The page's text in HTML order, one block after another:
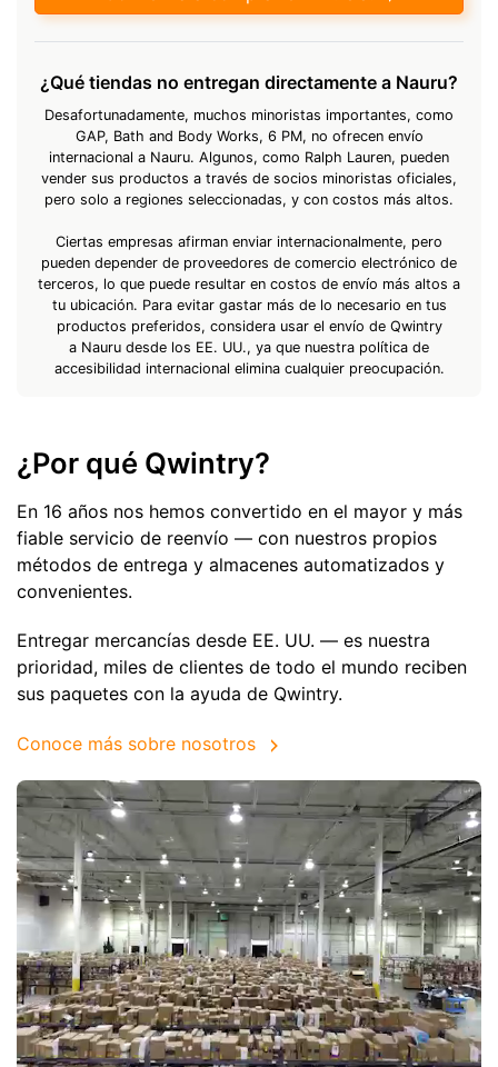
¿Qué tiendas no entregan directamente a Nauru?
Desafortunadamente, muchos minoristas importantes, como
GAP, Bath and Body Works, 6 PM, no ofrecen envío
internacional a Nauru. Algunos, como Ralph Lauren, pueden
vender sus productos a través de socios minoristas oficiales,
pero solo a regiones seleccionadas, y con costos más altos.
Ciertas empresas afirman enviar internacionalmente, pero
pueden depender de proveedores de comercio electrónico de
terceros, lo que puede resultar en costos de envío más altos a
tu ubicación. Para evitar gastar más de lo necesario en tus
productos preferidos, considera usar el envío de Qwintry
a Nauru desde los EE. UU., ya que nuestra política de
accesibilidad internacional elimina cualquier preocupación.
¿Por qué Qwintry?
En 16 años nos hemos convertido en el mayor y más
fiable servicio de reenvío — con nuestros propios
métodos de entrega y almacenes automatizados y
convenientes.
Entregar mercancías desde EE. UU. — es nuestra
prioridad, miles de clientes de todo el mundo reciben
sus paquetes con la ayuda de Qwintry.
Conoce más sobre nosotros